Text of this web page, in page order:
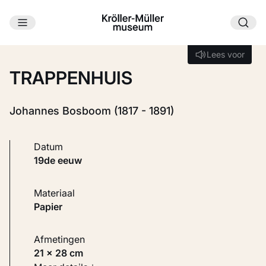
Ga naar hoofdinhoud
Lees voor
Lees voor
TRAPPENHUIS
Johannes Bosboom (1817 - 1891)
Datum
19de eeuw
Materiaal
Papier
Afmetingen
21 × 28 cm